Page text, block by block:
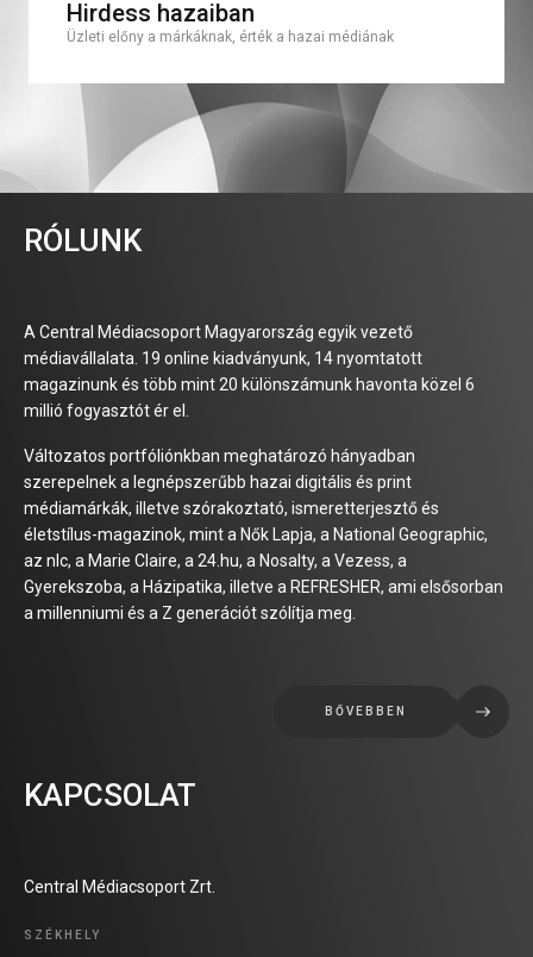
Hirdess hazaiban
Üzleti előny a márkáknak, érték a hazai médiának
RÓLUNK
A Central Médiacsoport Magyarország egyik vezető
médiavállalata. 19 online kiadványunk, 14 nyomtatott
magazinunk és több mint 20 különszámunk havonta közel 6
millió fogyasztót ér el.
Változatos portfóliónkban meghatározó hányadban
szerepelnek a legnépszerűbb hazai digitális és print
médiamárkák, illetve szórakoztató, ismeretterjesztő és
életstílus-magazinok, mint a Nők Lapja, a National Geographic,
az nlc, a Marie Claire, a 24.hu, a Nosalty, a Vezess, a
Gyerekszoba, a Házipatika, illetve a REFRESHER, ami elsősorban
a millenniumi és a Z generációt szólítja meg.
BŐVEBBEN
KAPCSOLAT
Central Médiacsoport Zrt.
SZÉKHELY